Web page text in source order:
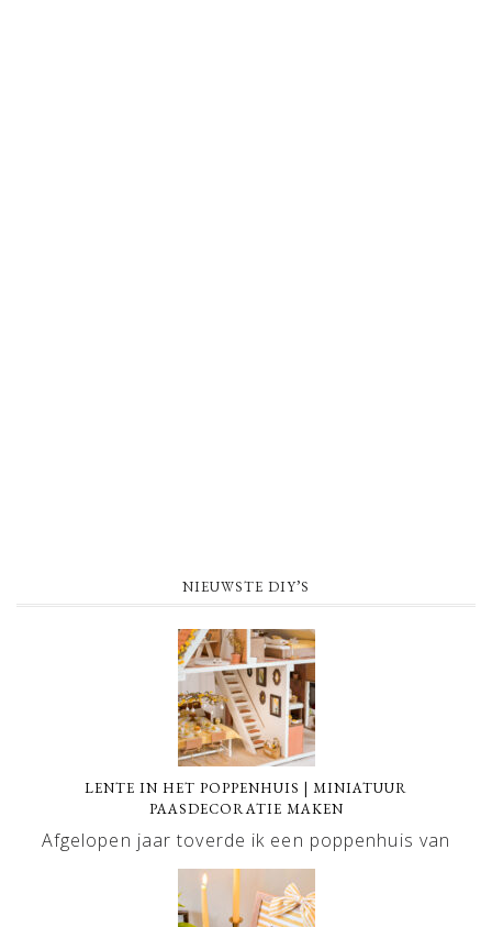
NIEUWSTE DIY’S
LENTE IN HET POPPENHUIS | MINIATUUR
PAASDECORATIE MAKEN
Afgelopen jaar toverde ik een poppenhuis van